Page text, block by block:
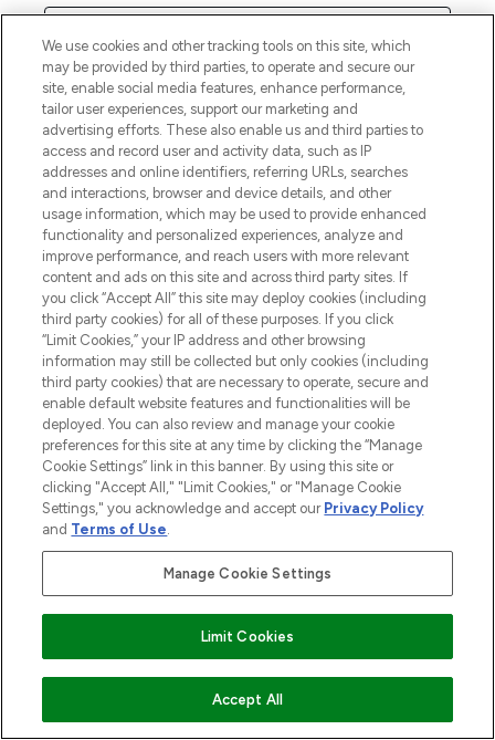
ZUM WARENKORB HINZUFÜGEN
We use cookies and other tracking tools on this site, which
may be provided by third parties, to operate and secure our
site, enable social media features, enhance performance,
tailor user experiences, support our marketing and
advertising efforts. These also enable us and third parties to
access and record user and activity data, such as IP
addresses and online identifiers, referring URLs, searches
and interactions, browser and device details, and other
usage information, which may be used to provide enhanced
functionality and personalized experiences, analyze and
improve performance, and reach users with more relevant
content and ads on this site and across third party sites. If
you click “Accept All” this site may deploy cookies (including
third party cookies) for all of these purposes. If you click
“Limit Cookies,” your IP address and other browsing
information may still be collected but only cookies (including
third party cookies) that are necessary to operate, secure and
enable default website features and functionalities will be
deployed. You can also review and manage your cookie
preferences for this site at any time by clicking the “Manage
Cookie Settings” link in this banner. By using this site or
clicking "Accept All," "Limit Cookies," or "Manage Cookie
Settings," you acknowledge and accept our Privacy Policy
and Terms of Use.
Manage Cookie Settings
Limit Cookies
Accept All